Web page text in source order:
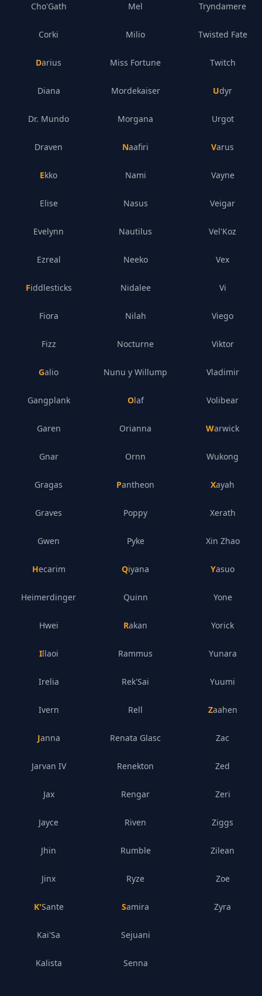
Cho'Gath
Corki
Darius
Diana
Dr. Mundo
Draven
Ekko
Elise
Evelynn
Ezreal
Fiddlesticks
Fiora
Fizz
Galio
Gangplank
Garen
Gnar
Gragas
Graves
Gwen
Hecarim
Heimerdinger
Hwei
Illaoi
Irelia
Ivern
Janna
Jarvan IV
Jax
Jayce
Jhin
Jinx
K'Sante
Kai'Sa
Kalista
Mel
Milio
Miss Fortune
Mordekaiser
Morgana
Naafiri
Nami
Nasus
Nautilus
Neeko
Nidalee
Nilah
Nocturne
Nunu y Willump
Olaf
Orianna
Ornn
Pantheon
Poppy
Pyke
Qiyana
Quinn
Rakan
Rammus
Rek'Sai
Rell
Renata Glasc
Renekton
Rengar
Riven
Rumble
Ryze
Samira
Sejuani
Senna
Tryndamere
Twisted Fate
Twitch
Udyr
Urgot
Varus
Vayne
Veigar
Vel'Koz
Vex
Vi
Viego
Viktor
Vladimir
Volibear
Warwick
Wukong
Xayah
Xerath
Xin Zhao
Yasuo
Yone
Yorick
Yunara
Yuumi
Zaahen
Zac
Zed
Zeri
Ziggs
Zilean
Zoe
Zyra